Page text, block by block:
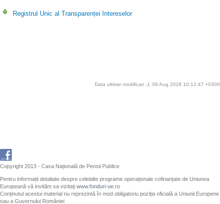
Registrul Unic al Transparenței Intereselor
Data ultimei modificari :J, 06 Aug 2026 10:12:47 +0300
Copyright 2013 - Casa Națională de Pensii Publice
Pentru informații detaliate despre celelalte programe operaționale cofinanțate de Uniunea
Europeană vă invităm sa vizitați www.fonduri-ue.ro
Conținutul acestui material nu reprezintă în mod obligatoriu poziția oficială a Uniunii Europene
sau a Guvernului României